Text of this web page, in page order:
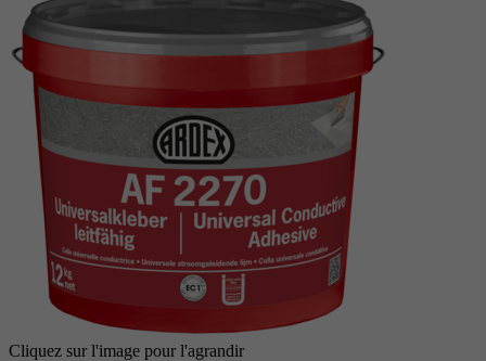
Cliquez sur l'image pour l'agrandir
Objectif
reCAPTCHA setzt ein notwendiges Cookie
(_GRECAPTCHA), wenn es zum Zweck der
Risikoanalyse ausgeführt wird.